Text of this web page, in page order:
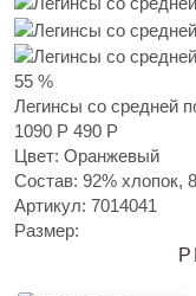
55 %
Легинсы со средней
1090 Р 490 Р
Цвет: Оранжевый
Состав: 92% хлопок,
Артикул: 7014041
Размер: